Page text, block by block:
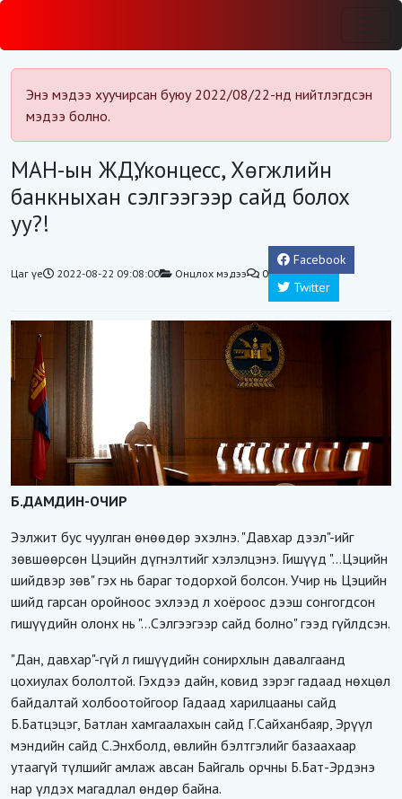
Энэ мэдээ хуучирсан буюу 2022/08/22-нд нийтлэгдсэн
мэдээ болно.
МАН-ын ЖДҮ, концесс, Хөгжлийн
банкныхан сэлгээгээр сайд болох
уу?!
Цаг үе 2022-08-22 09:08:00 Онцлох мэдээ 0
Facebook
Twitter
Б.ДАМДИН-ОЧИР
Ээлжит бус чуулган өнөөдөр эхэлнэ. "Давхар дээл"-ийг
зөвшөөрсөн Цэцийн дүгнэлтийг хэлэлцэнэ. Гишүүд "...Цэцийн
шийдвэр зөв" гэх нь бараг тодорхой болсон. Учир нь Цэцийн
шийд гарсан оройноос эхлээд л хоёроос дээш сонгогдсон
гишүүдийн олонх нь "...Сэлгээгээр сайд болно" гээд гүйлдсэн.
"Дан, давхар"-гүй л гишүүдийн сонирхлын давалгаанд
цохиулах бололтой. Гэхдээ дайн, ковид зэрэг гадаад нөхцөл
байдалтай холбоотойгоор Гадаад харилцааны сайд
Б.Батцэцэг, Батлан хамгаалахын сайд Г.Сайханбаяр, Эрүүл
мэндийн сайд С.Энхболд, өвлийн бэлтгэлийг базаахаар
утаагүй түлшийг амлаж авсан Байгаль орчны Б.Бат-Эрдэнэ
нар үлдэх магадлал өндөр байна.